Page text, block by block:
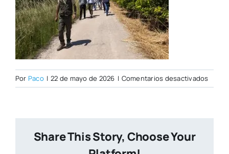
Por Paco | 22 de mayo de 2026 | Comentarios desactivadosen
Visita
Share This Story, Choose Your